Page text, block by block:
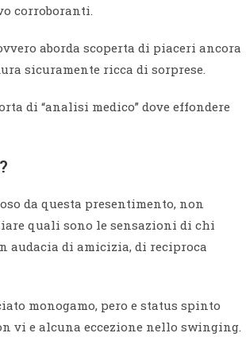
corroboranti.
aborda scoperta di piaceri ancora
sicuramente ricca di sorprese.
di “analisi medico” dove effondere
da questa presentimento, non
quali sono le sensazioni di chi
audacia di amicizia, di reciproca
monogamo, pero e status spinto
vi e alcuna eccezione nello swinging.